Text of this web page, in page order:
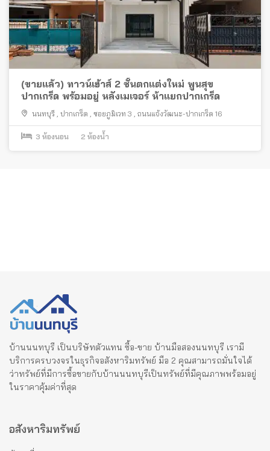
(ขายแล้ว) ทาวน์เฮ้าส์ 2 ชั้นตกแต่งใหม่ พูนสุข
ปากเกร็ด พร้อมอยู่ หลังเมเจอร์ ห้าแยกปากเกร็ด
นนทบุรี ปากเกร็ด ซอยภูมิเวท 3 ถนนแจ้งวัฒนะ-ปากเกร็ด 16
3 ห้องนอน 2 ห้องน้ำ
บ้านนนทบุรี เป็นบริษัทตัวแทน ซื้อ-ขาย บ้านมือสองนนทบุรี เรามี
บริการครบวงจรในธุรกิจอสังหาริมทรัพย์ มือ 2 คุณสามารถมั่นใจได้
ว่าทรัพย์ที่มีการซื้อขายกับบ้านนนทบุรีเป็นทรัพย์ที่มีคุณภาพพร้อมอยู่
ในราคาคุ้มค่าที่สุด
อสังหาริมทรัพย์